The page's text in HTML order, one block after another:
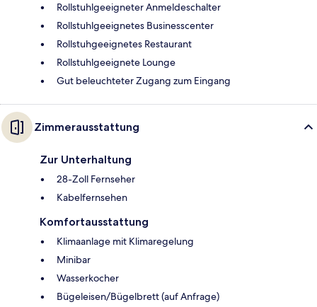
Rollstuhlgeeigneter Anmeldeschalter
Rollstuhlgeeignetes Businesscenter
Rollstuhgeeignetes Restaurant
Rollstuhlgeeignete Lounge
Gut beleuchteter Zugang zum Eingang
Zimmerausstattung
Zur Unterhaltung
28-Zoll Fernseher
Kabelfernsehen
Komfortausstattung
Klimaanlage mit Klimaregelung
Minibar
Wasserkocher
Bügeleisen/Bügelbrett (auf Anfrage)